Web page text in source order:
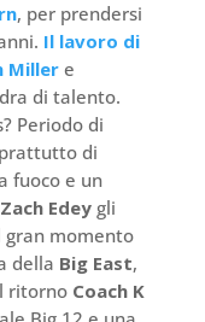
, per prendersi
Il lavoro di
Millere
di talento.
Periodo di
di
fuoco e un
Zach Edeygli
momento
della Big East,
ritorno Coach K